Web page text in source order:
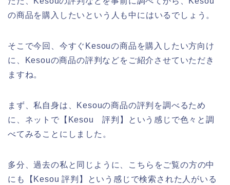
の商品を購入したいという人も中にはいるでしょう。
そこで今回、今すぐKesouの商品を購入したい方向け
に、Kesouの商品の評判などをご紹介させていただき
ますね。
まず、私自身は、Kesouの商品の評判を調べるため
に、ネットで【Kesou 評判】という感じで色々と調
べてみることにしました。
多分、過去の私と同じように、こちらをご覧の方の中
にも【Kesou 評判】という感じで検索された人がいる